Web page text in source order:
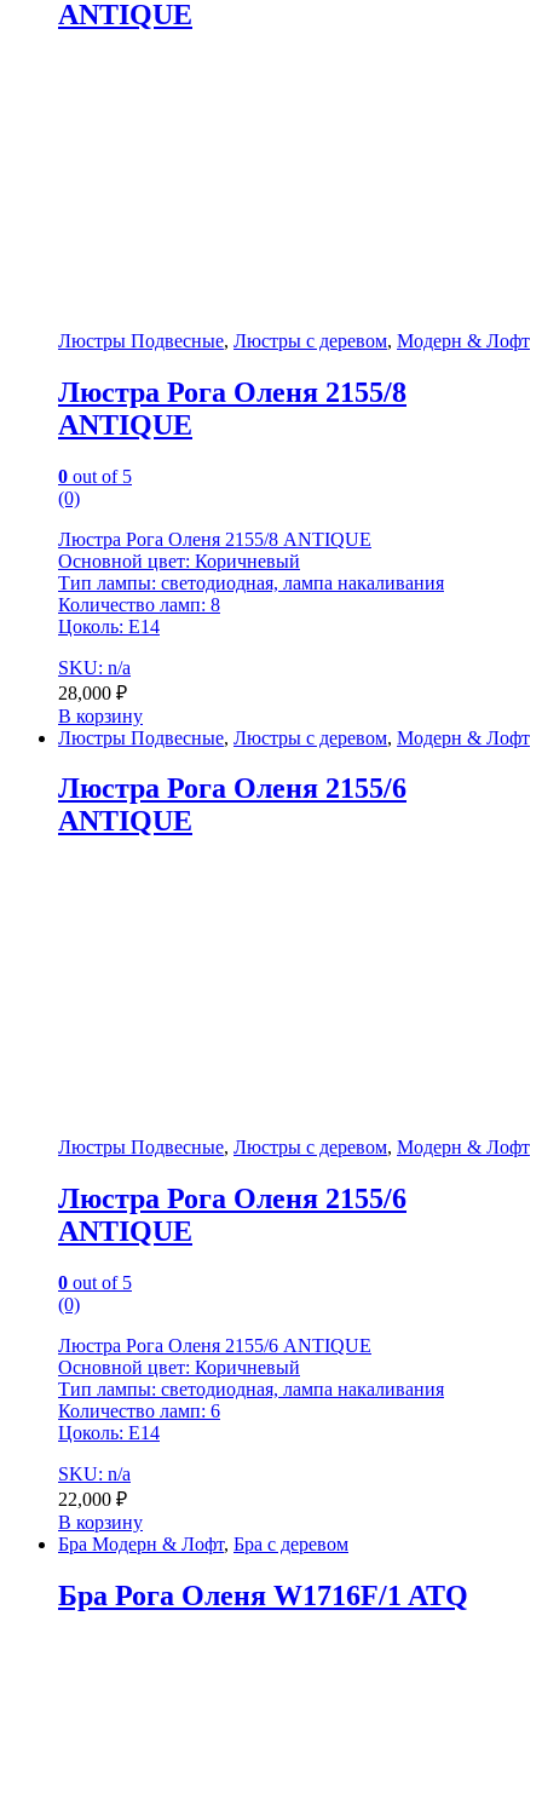
ANTIQUE
Люстры Подвесные, Люстры с деревом, Модерн & Лофт
Люстра Рога Оленя 2155/8
ANTIQUE
0 out of 5
(0)
Люстра Рога Оленя 2155/8 ANTIQUE
Основной цвет: Коричневый
Тип лампы: светодиодная, лампа накаливания
Количество ламп: 8
Цоколь: Е14
SKU: n/a
28,000 ₽
В корзину
Люстры Подвесные, Люстры с деревом, Модерн & Лофт
Люстра Рога Оленя 2155/6
ANTIQUE
Люстры Подвесные, Люстры с деревом, Модерн & Лофт
Люстра Рога Оленя 2155/6
ANTIQUE
0 out of 5
(0)
Люстра Рога Оленя 2155/6 ANTIQUE
Основной цвет: Коричневый
Тип лампы: светодиодная, лампа накаливания
Количество ламп: 6
Цоколь: Е14
SKU: n/a
22,000 ₽
В корзину
Бра Модерн & Лофт, Бра с деревом
Бра Рога Оленя W1716F/1 ATQ